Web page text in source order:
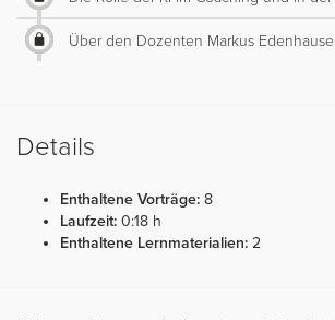
Über den Dozenten Markus
Details
Enthaltene Vorträge: 8
Laufzeit: 0:18 h
Enthaltene Lernmaterialien: 2